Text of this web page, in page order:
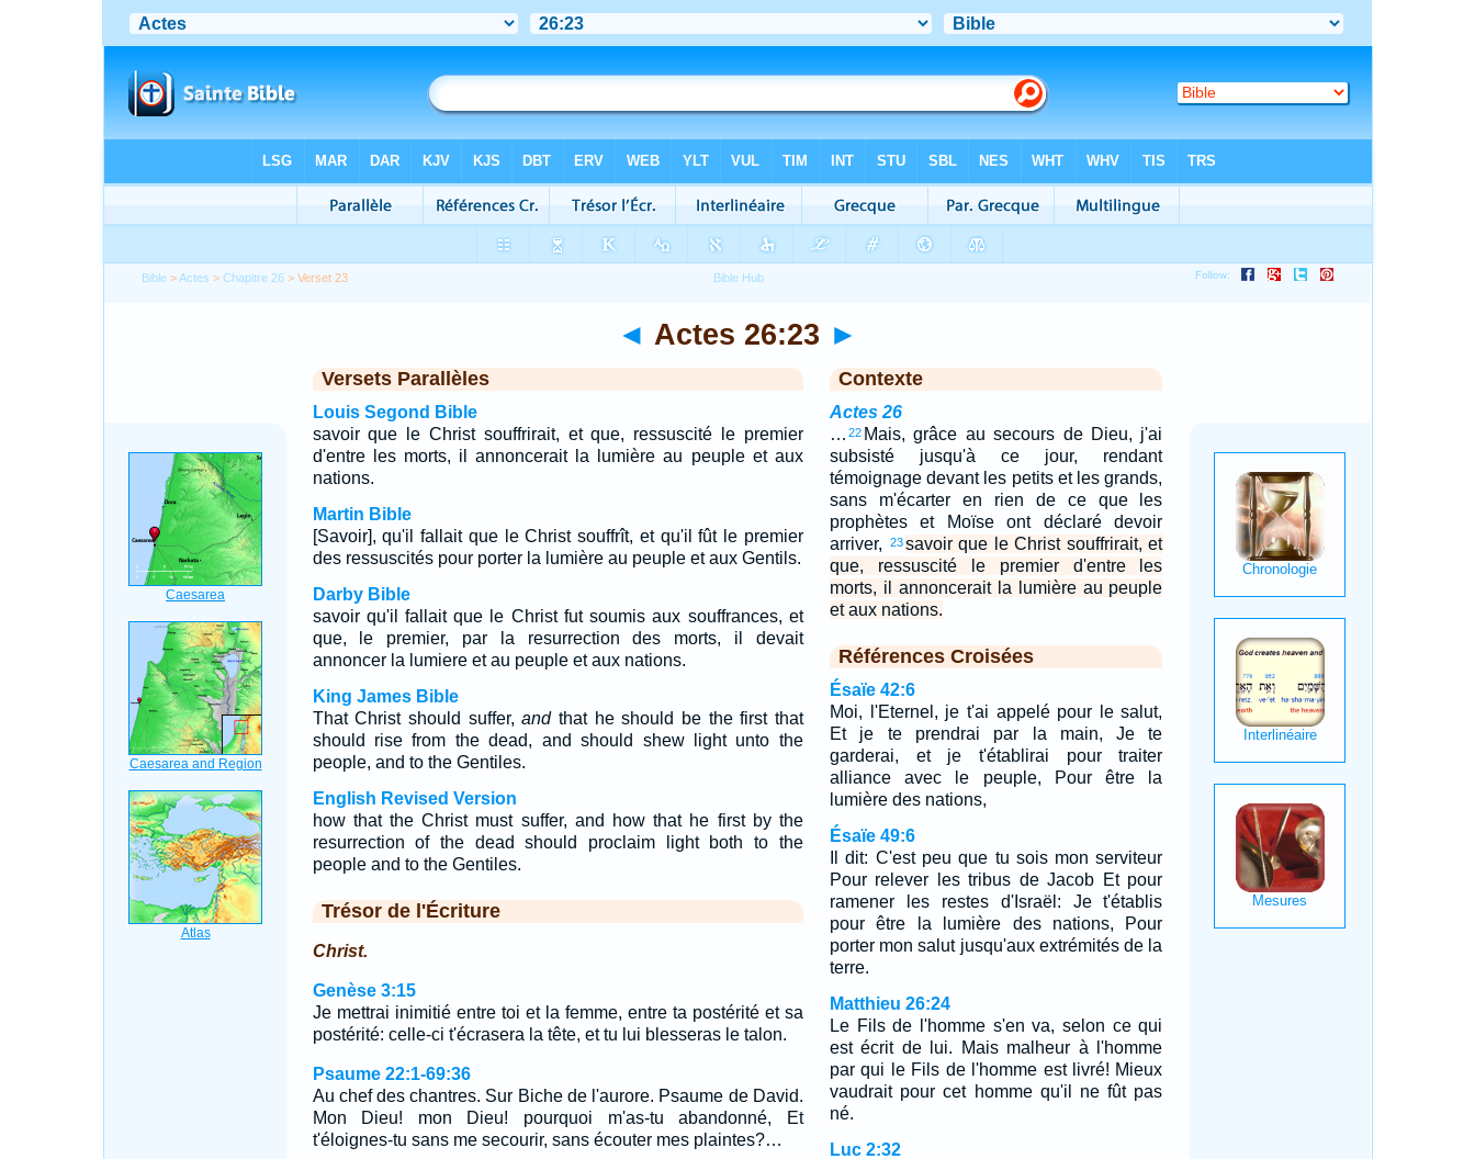
Bible >Actes >Chapitre 26 > Verset 23
◄ Actes 26:23 ►
Versets Parallèles
Louis Segond Bible
savoir que le Christ souffrirait, et que, ressuscité le premier
d'entre les morts, il annoncerait la lumière au peuple et aux
nations.
Martin Bible
[Savoir], qu'il fallait que le Christ souffrît, et qu'il fût le premier
des ressuscités pour porter la lumière au peuple et aux Gentils.
Darby Bible
savoir qu'il fallait que le Christ fut soumis aux souffrances, et
que, le premier, par la resurrection des morts, il devait
annoncer la lumiere et au peuple et aux nations.
King James Bible
That Christ should suffer,andthat he should be the first that
should rise from the dead, and should shew light unto the
people, and to the Gentiles.
English Revised Version
how that the Christ must suffer, and how that he first by the
resurrection of the dead should proclaim light both to the
people and to the Gentiles.
Trésor de l'Écriture
Christ.
Genèse 3:15
Je mettrai inimitié entre toi et la femme, entre ta postérité et sa
postérité: celle-ci t'écrasera la tête, et tu lui blesseras le talon.
Psaume 22:1-69:36
Au chef des chantres. Sur Biche de l'aurore. Psaume de David.
Mon Dieu! mon Dieu! pourquoi m'as-tu abandonné, Et
t'éloignes-tu sans me secourir, sans écouter mes plaintes?…
Contexte
Actes 26
… 22 Mais, grâce au secours de Dieu, j'ai
subsisté jusqu'à ce jour, rendant
témoignage devant les petits et les grands,
sans m'écarter en rien de ce que les
prophètes et Moïse ont déclaré devoir
arriver,
23 savoir que le Christ souffrirait, et
que, ressuscité le premier d'entre les
morts, il annoncerait la lumière au peuple
et aux nations.
Références Croisées
Ésaïe 42:6
Moi, l'Eternel, je t'ai appelé pour le salut,
Et je te prendrai par la main, Je te
garderai, et je t'établirai pour traiter
alliance avec le peuple, Pour être la
lumière des nations,
Ésaïe 49:6
Il dit: C'est peu que tu sois mon serviteur
Pour relever les tribus de Jacob Et pour
ramener les restes d'Israël: Je t'établis
pour être la lumière des nations, Pour
porter mon salut jusqu'aux extrémités de la
terre.
Matthieu 26:24
Le Fils de l'homme s'en va, selon ce qui
est écrit de lui. Mais malheur à l'homme
par qui le Fils de l'homme est livré! Mieux
vaudrait pour cet homme qu'il ne fût pas
né.
Luc 2:32